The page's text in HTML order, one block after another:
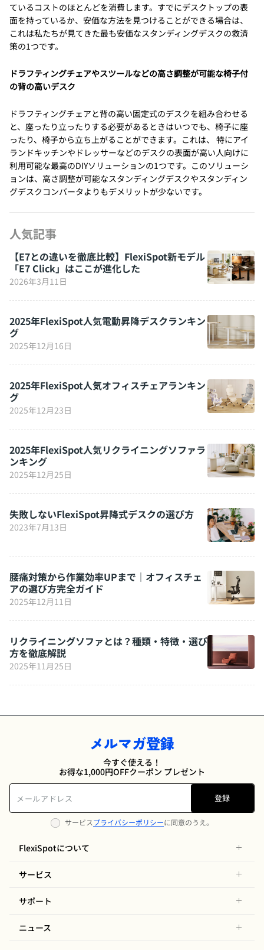
ているコストのほとんどを消費します。すでにデスクトップの表
面を持っているか、安価な方法を見つけることができる場合は、
これは私たちが見てきた最も安価なスタンディングデスクの救済
策の1つです。
ドラフティングチェアやスツールなどの高さ調整が可能な椅子付
の背の高いデスク
ドラフティングチェアと背の高い固定式のデスクを組み合わせる
と、座ったり立ったりする必要があるときはいつでも、椅子に座
ったり、椅子から立ち上がることができます。これは、 特にアイ
ランドキッチンやドレッサーなどのデスクの表面が高い人向けに
利用可能な最高のDIYソリューションの1つです。このソリューシ
ョンは、高さ調整が可能なスタンディングデスクやスタンディン
グデスクコンバータよりもデメリットが少ないです。
人気記事
【E7との違いを徹底比較】FlexiSpot新モデル
「E7 Click」はここが進化した
2026年3月11日
2025年FlexiSpot人気電動昇降デスクランキン
グ
2025年12月16日
2025年FlexiSpot人気オフィスチェアランキン
グ
2025年12月23日
2025年FlexiSpot人気リクライニングソファラ
ンキング
2025年12月25日
失敗しないFlexiSpot昇降式デスクの選び方
2023年7月13日
腰痛対策から作業効率UPまで｜オフィスチェ
アの選び方完全ガイド
2025年12月11日
リクライニングソファとは？種類・特徴・選び
方を徹底解説
2025年11月25日
メルマガ登録
今すぐ使える！
お得な1,000円OFFクーポン プレゼント
登録
サービスプライバシーポリシーに同意のうえ。
FlexiSpotについて
サービス
サポート
ニュース